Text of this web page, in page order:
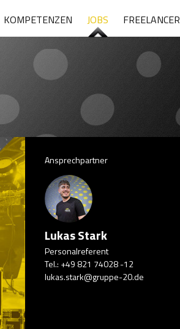
KOMPETENZEN JOBS FREELANCER
Ansprechpartner
Lukas Stark
Personalreferent
Tel.: +49 821 74028 -12
lukas.stark@gruppe-20.de